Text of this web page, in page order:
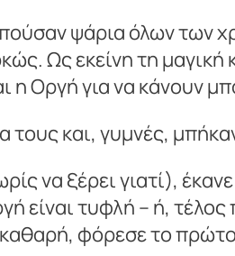
ψάρια όλων των
Ως εκείνη τη μαγική
η Οργή για να κάνουν
τους και, γυμνές,
να ξέρει γιατί),
είναι τυφλή – ή,
καθαρή, φόρεσε το